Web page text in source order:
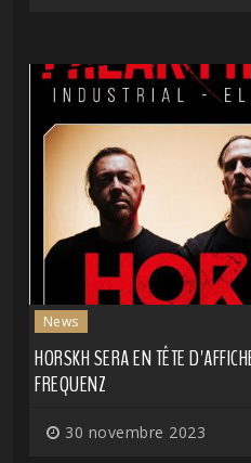
News
HORSKH SERA EN TÊTE
FREQUENZ
30 novembre 2023